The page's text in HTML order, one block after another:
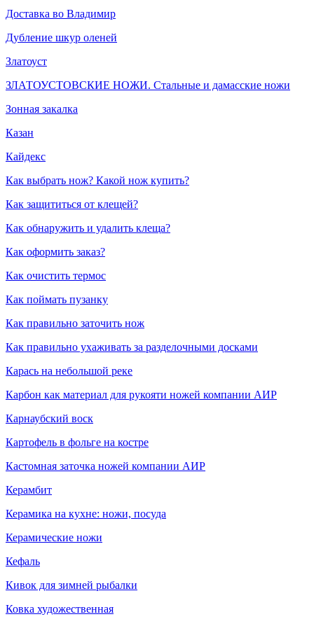
Доставка во Владимир
Дубление шкур оленей
Златоуст
ЗЛАТОУСТОВСКИЕ НОЖИ. Стальные и дамасские ножи
Зонная закалка
Казан
Кайдекс
Как выбрать нож? Какой нож купить?
Как защититься от клещей?
Как обнаружить и удалить клеща?
Как оформить заказ?
Как очистить термос
Как поймать пузанку
Как правильно заточить нож
Как правильно ухаживать за разделочными досками
Карась на небольшой реке
Карбон как материал для рукояти ножей компании АИР
Карнаубский воск
Картофель в фольге на костре
Кастомная заточка ножей компании АИР
Керамбит
Керамика на кухне: ножи, посуда
Керамические ножи
Кефаль
Кивок для зимней рыбалки
Ковка художественная